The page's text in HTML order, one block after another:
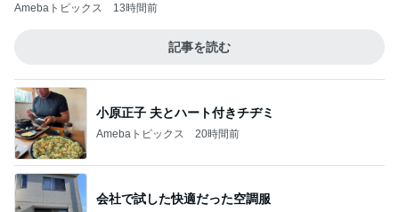
Amebaトピックス 13時間前
記事を読む
小原正子 夫とハート付きチヂミ
Amebaトピックス 20時間前
会社で試した快適だった空調服